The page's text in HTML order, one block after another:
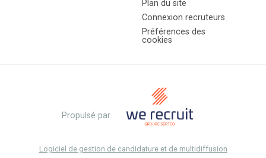
Plan du site
Connexion recruteurs
Préférences des
cookies
Propulsé par
Logiciel de gestion de candidature et de multidiffusion